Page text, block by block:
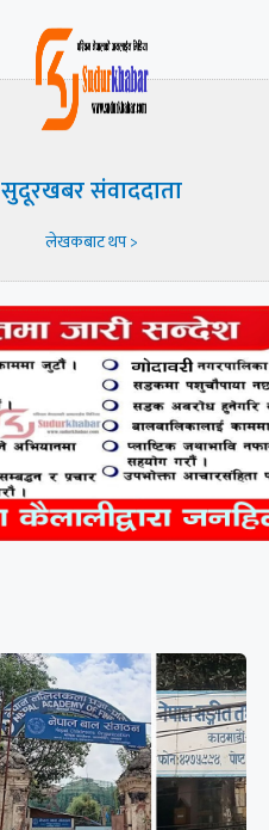
सुदूरखबर संवाददाता
लेखकबाट थप >